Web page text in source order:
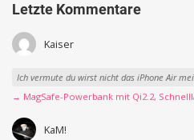
Letzte Kommentare
Kaiser
Ich vermute du wirst nicht das iPhone Air
→ MagSafe-Powerbank mit Qi2.2,
KaM!